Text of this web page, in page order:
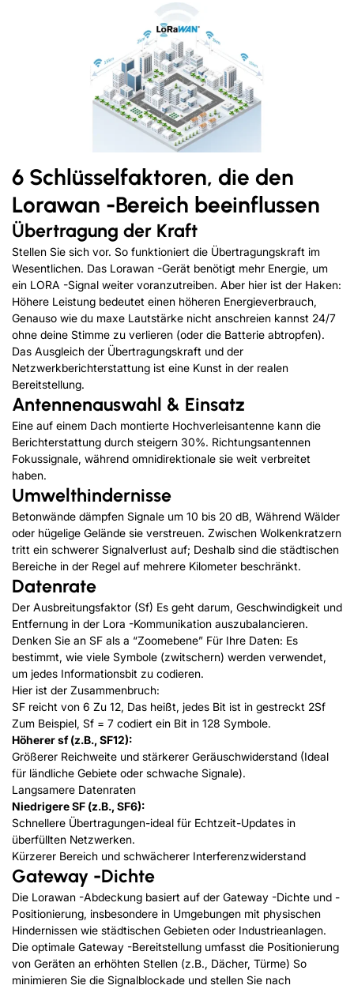
6 Schlüsselfaktoren, die den
Lorawan -Bereich beeinflussen
Übertragung der Kraft
Stellen Sie sich vor. So funktioniert die Übertragungskraft im
Wesentlichen. Das Lorawan -Gerät benötigt mehr Energie, um
ein LORA -Signal weiter voranzutreiben. Aber hier ist der Haken:
Höhere Leistung bedeutet einen höheren Energieverbrauch,
Genauso wie du maxe Lautstärke nicht anschreien kannst 24/7
ohne deine Stimme zu verlieren (oder die Batterie abtropfen).
Das Ausgleich der Übertragungskraft und der
Netzwerkberichterstattung ist eine Kunst in der realen
Bereitstellung.
Antennenauswahl & Einsatz
Eine auf einem Dach montierte Hochverleisantenne kann die
Berichterstattung durch steigern 30%. Richtungsantennen
Fokussignale, während omnidirektionale sie weit verbreitet
haben.
Umwelthindernisse
Betonwände dämpfen Signale um 10 bis 20 dB, Während Wälder
oder hügelige Gelände sie verstreuen. Zwischen Wolkenkratzern
tritt ein schwerer Signalverlust auf; Deshalb sind die städtischen
Bereiche in der Regel auf mehrere Kilometer beschränkt.
Datenrate
Der Ausbreitungsfaktor (Sf) Es geht darum, Geschwindigkeit und
Entfernung in der Lora -Kommunikation auszubalancieren.
Denken Sie an SF als a “Zoomebene” Für Ihre Daten: Es
bestimmt, wie viele Symbole (zwitschern) werden verwendet,
um jedes Informationsbit zu codieren.
Hier ist der Zusammenbruch:
SF reicht von 6 Zu 12, Das heißt, jedes Bit ist in gestreckt 2Sf
Zum Beispiel, Sf = 7 codiert ein Bit in 128 Symbole.
Höherer sf (z.B., SF12):
Größerer Reichweite und stärkerer Geräuschwiderstand (Ideal
für ländliche Gebiete oder schwache Signale).
Langsamere Datenraten
Niedrigere SF (z.B., SF6):
Schnellere Übertragungen-ideal für Echtzeit-Updates in
überfüllten Netzwerken.
Kürzerer Bereich und schwächerer Interferenzwiderstand
Gateway -Dichte
Die Lorawan -Abdeckung basiert auf der Gateway -Dichte und -
Positionierung, insbesondere in Umgebungen mit physischen
Hindernissen wie städtischen Gebieten oder Industrieanlagen.
Die optimale Gateway -Bereitstellung umfasst die Positionierung
von Geräten an erhöhten Stellen (z.B., Dächer, Türme) So
minimieren Sie die Signalblockade und stellen Sie nach